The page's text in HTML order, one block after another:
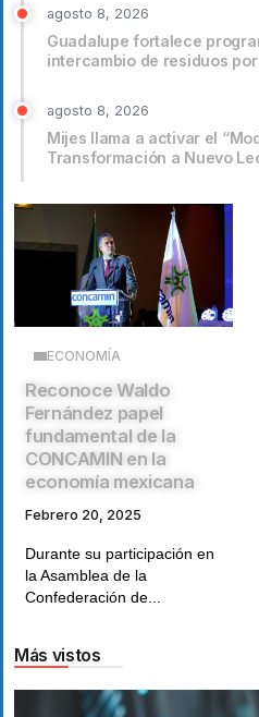
agosto 8, 2026
Guadalupe fortalece
intercambio de residuos
agosto 8, 2026
Mijes llama a activar el
Transformación a Nuevo
ECONOMÍA
Reconoce Waldo
Fernández papel
fundamental de la
CONCAMIN en la
economía mexicana
Febrero 20, 2025
Durante su participación en
la Asamblea de la
Confederación de...
Más vistos